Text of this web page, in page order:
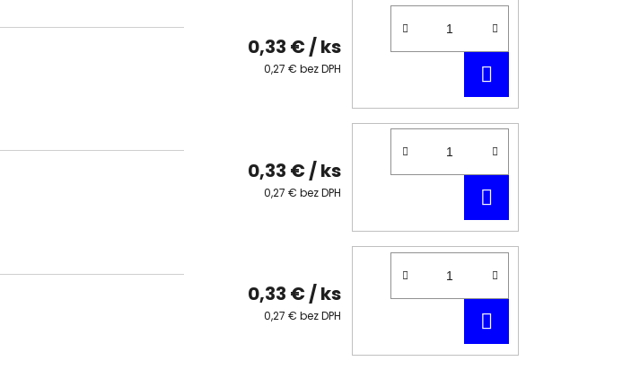
0,33 € / ks
0,27 € bez DPH
KOŠÍKA
0,33 € / ks
0,27 € bez DPH
KOŠÍKA
0,33 € / ks
0,27 € bez DPH
KOŠÍKA